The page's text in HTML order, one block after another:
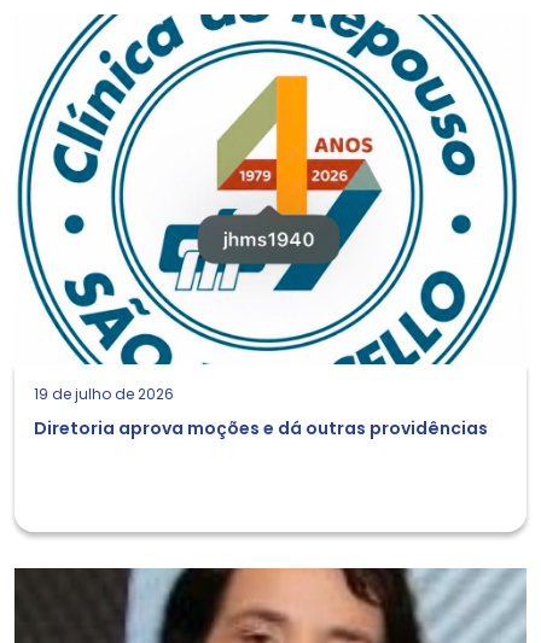
19 de julho de 2026
Diretoria aprova moções e dá outras providências